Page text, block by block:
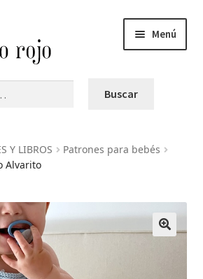
Menú
el
hijo
Y LIBROS
Patrones para bebés
Alvarito